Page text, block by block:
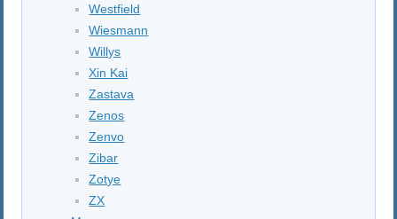
Westfield
Wiesmann
Willys
Xin Kai
Zastava
Zenos
Zenvo
Zibar
Zotye
ZX